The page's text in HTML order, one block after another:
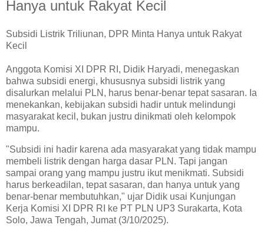
Hanya untuk Rakyat Kecil
Subsidi Listrik Triliunan, DPR Minta Hanya untuk Rakyat
Kecil
Anggota Komisi XI DPR RI, Didik Haryadi, menegaskan
bahwa subsidi energi, khususnya subsidi listrik yang
disalurkan melalui PLN, harus benar-benar tepat sasaran. Ia
menekankan, kebijakan subsidi hadir untuk melindungi
masyarakat kecil, bukan justru dinikmati oleh kelompok
mampu.
"Subsidi ini hadir karena ada masyarakat yang tidak mampu
membeli listrik dengan harga dasar PLN. Tapi jangan
sampai orang yang mampu justru ikut menikmati. Subsidi
harus berkeadilan, tepat sasaran, dan hanya untuk yang
benar-benar membutuhkan," ujar Didik usai Kunjungan
Kerja Komisi XI DPR RI ke PT PLN UP3 Surakarta, Kota
Solo, Jawa Tengah, Jumat (3/10/2025).